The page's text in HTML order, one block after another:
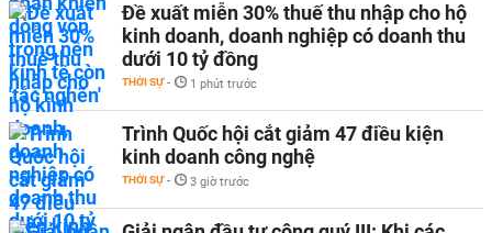
Đề xuất miễn 30% thuế thu nhập cho hộ
kinh doanh, doanh nghiệp có doanh thu
dưới 10 tỷ đồng
THỜI SỰ - 1 phút trước
Trình Quốc hội cắt giảm 47 điều kiện
kinh doanh công nghệ
THỜI SỰ - 3 giờ trước